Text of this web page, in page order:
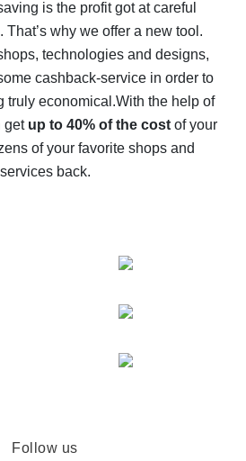
AliExpress - the impossible is
possible
on AliExpress - how to find it
service for AliExpress - let's
offers
is the profit got at careful
That’s why we offer a new tool.
technologies and designs,
cashback-service in order to
truly economical.With the help of
get up to 40% of the costof your
of your favorite shops and
services back.
Follow us